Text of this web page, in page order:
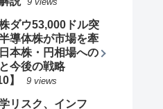
ダウ53,000ドル突
導体株が市場を牽
本株・円相場への
今後の戦略
】
9 views
リスク、インフ